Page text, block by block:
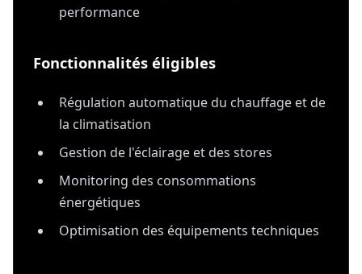
performance
Fonctionnalités éligibles
Régulation automatique du chauffage et de
la climatisation
Gestion de l'éclairage et des stores
Monitoring des consommations
énergétiques
Optimisation des équipements techniques